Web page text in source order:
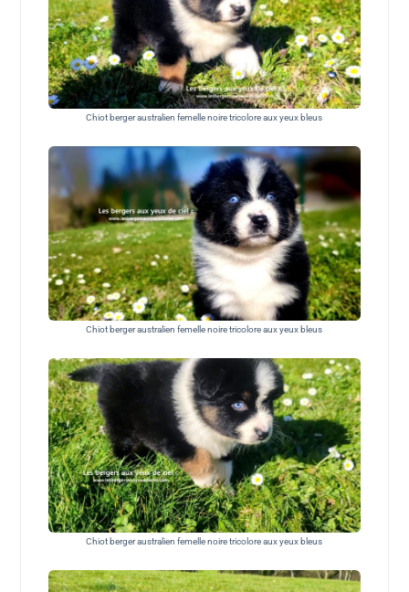
Chiot berger australien femelle noire tricolore aux yeux bleus
Chiot berger australien femelle noire tricolore aux yeux bleus
Chiot berger australien femelle noire tricolore aux yeux bleus